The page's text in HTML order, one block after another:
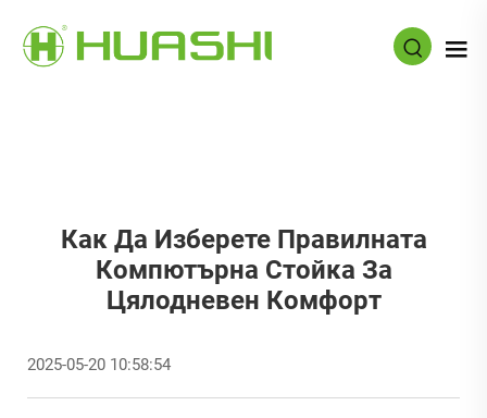
Как Да Изберете Правилната
Компютърна Стойка За
Цялодневен Комфорт
2025-05-20 10:58:54